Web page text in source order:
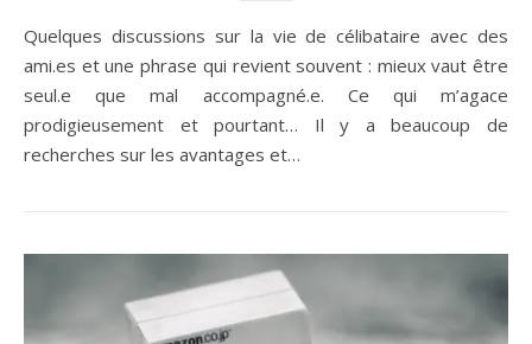
Quelques discussions sur la vie de célibataire avec des
ami.es et une phrase qui revient souvent : mieux vaut être
seul.e que mal accompagné.e. Ce qui m’agace
prodigieusement et pourtant… Il y a beaucoup de
recherches sur les avantages et…